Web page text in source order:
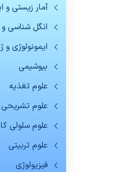
آمار زیستی و
انگل شناسی
ایمونولوژی و
بیوشیمی
علوم تغذیه
علوم تشریحی
علوم سلولی
علوم تربیتی
فیزیولوژی